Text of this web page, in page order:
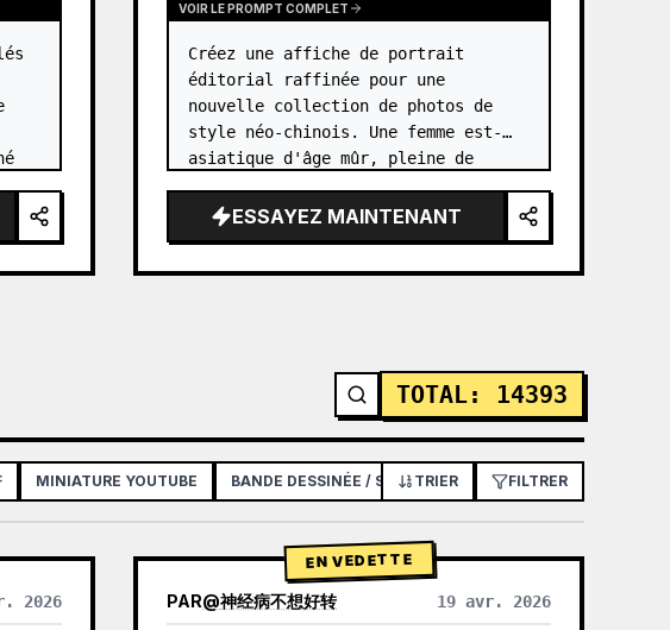
VOIR LE PROMPT COMPLET
Créez une affiche de portrait
éditorial raffinée pour une
nouvelle collection de photos de
style néo-chinois. Une femme est-
asiatique d'âge mûr, pleine de
features" default="un visage ovale
doux, des yeux en amande lumineux,…
ESSAYEZ MAINTENANT
TOTAL: 14393
MINIATURE YOUTUBE BANDE DESSINÉE / STORYBOARD AFFICHE / FLYER
TRIER FILTRER
2026
EN VEDETTE
PAR@神经病不想好转 19 avr. 2026